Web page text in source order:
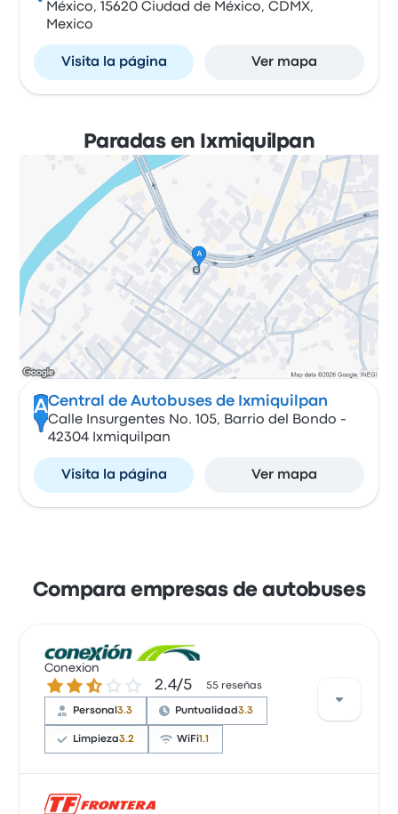
México, 15620 Ciudad de México, CDMX,
Mexico
Visita la página Ver mapa
Paradas en Ixmiquilpan
ACentral de Autobuses de Ixmiquilpan
Calle Insurgentes No. 105, Barrio del Bondo -
42304 Ixmiquilpan
Visita la página Ver mapa
Compara empresas de autobuses
Conexion
2.4 sobre 5 estrellas
2.4/5 55 reseñas
Personal3.3 Puntualidad3.3
Limpieza3.2 WiFi1.1
Basándose en 55 reseñas, la empresa ha obtenido